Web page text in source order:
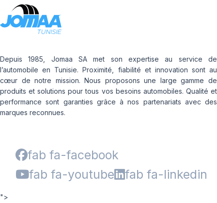
Depuis 1985, Jomaa SA met son expertise au service de
l’automobile en Tunisie. Proximité, fiabilité et innovation sont au
cœur de notre mission. Nous proposons une large gamme de
produits et solutions pour tous vos besoins automobiles. Qualité et
performance sont garanties grâce à nos partenariats avec des
marques reconnues.
fab fa-facebook
fab fa-youtube
fab fa-linkedin
">